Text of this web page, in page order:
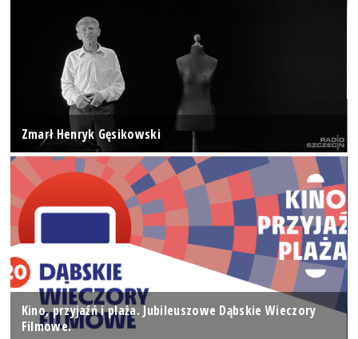
Zmarł Henryk Gęsikowski
Kino, przyjaźń i plaża. Jubileuszowe Dąbskie Wieczory
Filmowe.